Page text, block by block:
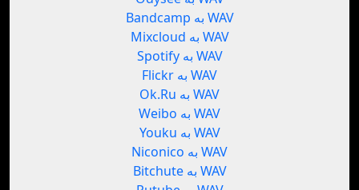
Bandcamp به WAV
Mixcloud به WAV
Spotify به WAV
Flickr به WAV
Ok.Ru به WAV
Weibo به WAV
Youku به WAV
Niconico به WAV
Bitchute به WAV